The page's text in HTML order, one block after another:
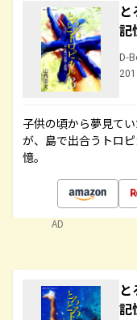
D-
子供の頃から夢見て
が、島で出合うトロ
憶。
AD